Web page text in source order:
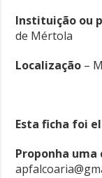
Instituição ou
de Mértola
Localização –
Esta ficha foi
Proponha